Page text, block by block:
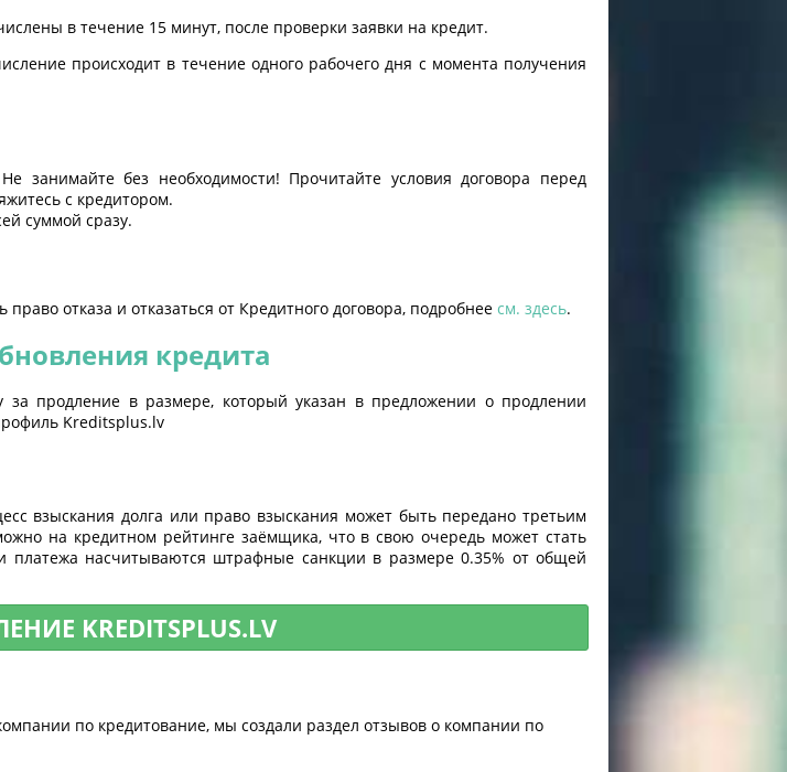
в течение 15 минут, после проверки заявки на кредит.
происходит в течение одного рабочего дня с момента получения
занимайте без необходимости! Прочитайте условия договора перед
с кредитором.
суммой сразу.
отказа и отказаться от Кредитного договора, подробнее см. здесь.
кредита
продление в размере, который указан в предложении о продлении
Kreditsplus.lv
взыскания долга или право взыскания может быть передано третьим
на кредитном рейтинге заёмщика, что в свою очередь может стать
платежа насчитываются штрафные санкции в размере 0.35% от общей
KREDITSPLUS.LV
по кредитование, мы создали раздел отзывов о компании по